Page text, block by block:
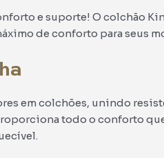
e suporte! O colchão
de conforto para seus
em colchões, unindo
todo o conforto